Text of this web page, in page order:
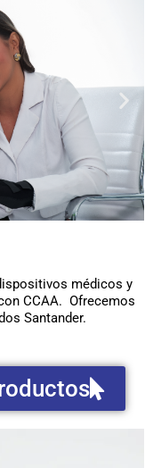
médicos y
CCAA. Ofrecemos
Santander.